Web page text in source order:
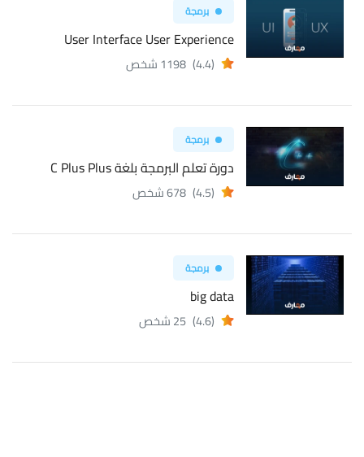
برمجة
User Interface User Experience
(4.4) 1198 شخص
برمجة
دورة تعلم البرمجة بلغة C Plus Plus
(4.5) 678 شخص
برمجة
big data
(4.6) 25 شخص